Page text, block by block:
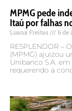
MPMG pede
Itaú por falhas
Luana Freitas 6 de
RESPLENDOR –
(MPMG) ajuizou
Unibanco S.A.
requerendo a